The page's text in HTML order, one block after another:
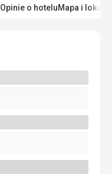
Opinie o hoteluMapa i